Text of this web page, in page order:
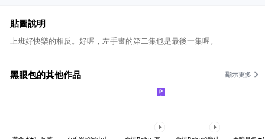
貼圖說明
上班好快樂的相反。好喔，左手畫的第二集也是最後一集喔。
黑眼包的其他作品 顯示更多